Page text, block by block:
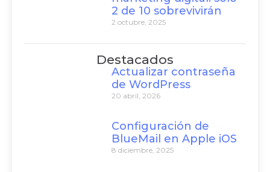
2 de 10 sobrevivirán
2 octubre, 2025
Destacados
Actualizar contraseña
de WordPress
20 abril, 2026
Configuración de
BlueMail en Apple iOS
8 diciembre, 2025